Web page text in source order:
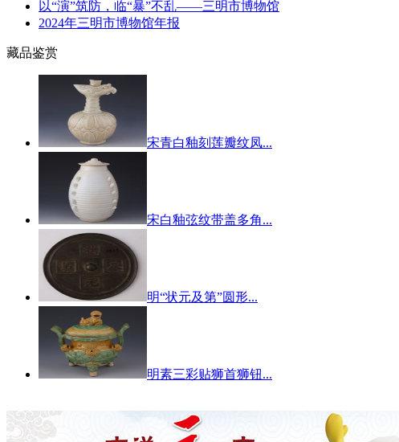
以“演”筑防，临“暴”不乱——三明市博物馆
2024年三明市博物馆年报
藏品鉴赏
宋青白釉刻莲瓣纹凤...
宋白釉弦纹带盖多角...
明“状元及第”圆形...
明素三彩贴狮首狮钮...